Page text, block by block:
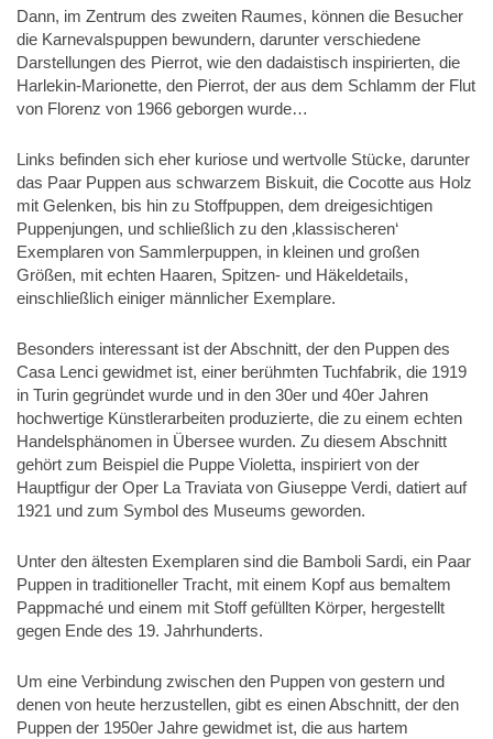
Dann, im Zentrum des zweiten Raumes, können die Besucher
die Karnevalspuppen bewundern, darunter verschiedene
Darstellungen des Pierrot, wie den dadaistisch inspirierten, die
Harlekin-Marionette, den Pierrot, der aus dem Schlamm der Flut
von Florenz von 1966 geborgen wurde…
Links befinden sich eher kuriose und wertvolle Stücke, darunter
das Paar Puppen aus schwarzem Biskuit, die Cocotte aus Holz
mit Gelenken, bis hin zu Stoffpuppen, dem dreigesichtigen
Puppenjungen, und schließlich zu den ‚klassischeren‘
Exemplaren von Sammlerpuppen, in kleinen und großen
Größen, mit echten Haaren, Spitzen- und Häkeldetails,
einschließlich einiger männlicher Exemplare.
Besonders interessant ist der Abschnitt, der den Puppen des
Casa Lenci gewidmet ist, einer berühmten Tuchfabrik, die 1919
in Turin gegründet wurde und in den 30er und 40er Jahren
hochwertige Künstlerarbeiten produzierte, die zu einem echten
Handelsphänomen in Übersee wurden. Zu diesem Abschnitt
gehört zum Beispiel die Puppe Violetta, inspiriert von der
Hauptfigur der Oper La Traviata von Giuseppe Verdi, datiert auf
1921 und zum Symbol des Museums geworden.
Unter den ältesten Exemplaren sind die Bamboli Sardi, ein Paar
Puppen in traditioneller Tracht, mit einem Kopf aus bemaltem
Pappmaché und einem mit Stoff gefüllten Körper, hergestellt
gegen Ende des 19. Jahrhunderts.
Um eine Verbindung zwischen den Puppen von gestern und
denen von heute herzustellen, gibt es einen Abschnitt, der den
Puppen der 1950er Jahre gewidmet ist, die aus hartem